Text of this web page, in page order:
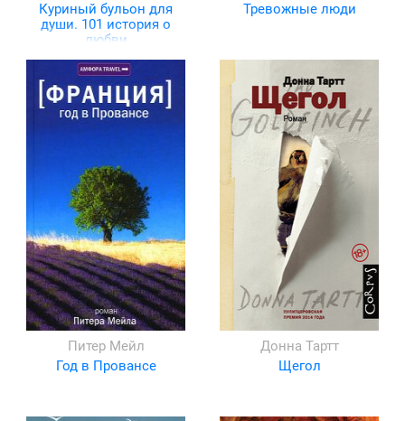
Куриный бульон для
души. 101 история о
любви
Тревожные люди
Питер Мейл
Год в Провансе
Донна Тартт
Щегол